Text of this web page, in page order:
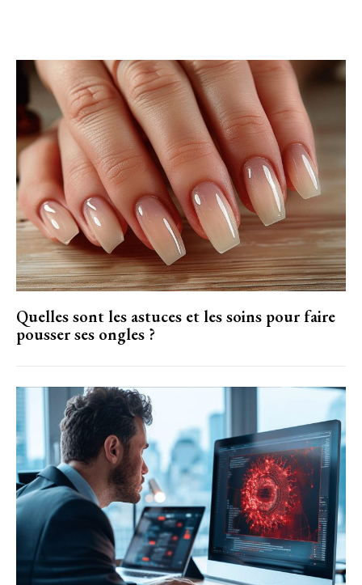
Quelles sont les astuces et les soins pour faire
pousser ses ongles ?